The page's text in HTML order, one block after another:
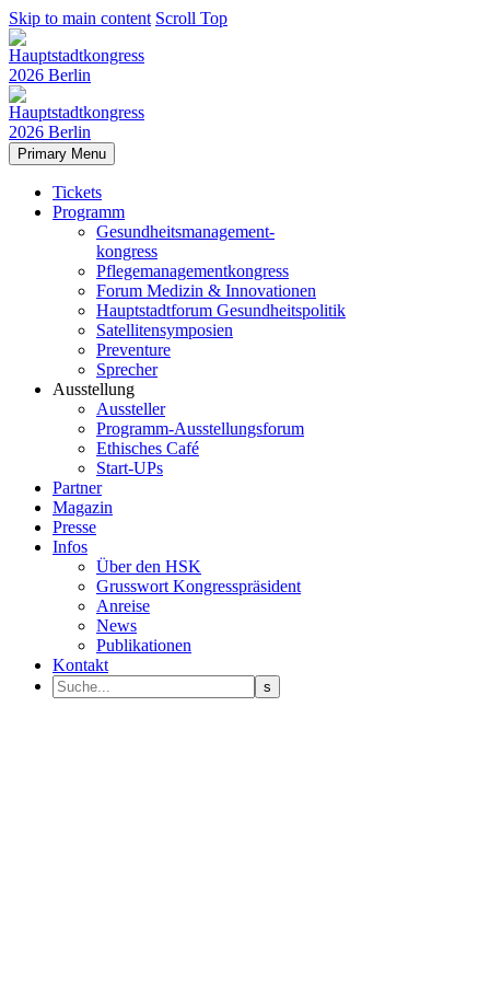
Skip to main content Scroll Top
Primary Menu
Tickets
Programm
Gesundheitsmanagement-
kongress
Pflegemanagementkongress
Forum Medizin & Innovationen
Hauptstadtforum Gesundheitspolitik
Satellitensymposien
Preventure
Sprecher
Ausstellung
Aussteller
Programm-Ausstellungsforum
Ethisches Café
Start-UPs
Partner
Magazin
Presse
Infos
Über den HSK
Grusswort Kongresspräsident
Anreise
News
Publikationen
Kontakt